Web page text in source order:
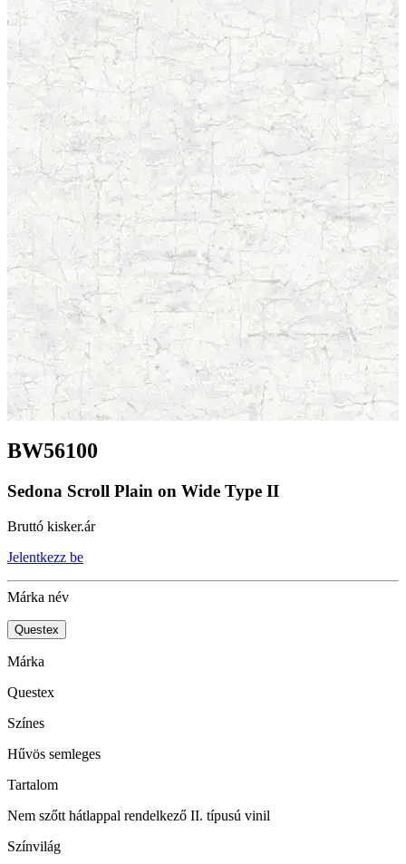
BW56100
Sedona Scroll Plain on Wide Type II
Bruttó kisker.ár
Jelentkezz be
Márka név
Questex
Márka
Questex
Színes
Hűvös semleges
Tartalom
Nem szőtt hátlappal rendelkező II. típusú vinil
Színvilág